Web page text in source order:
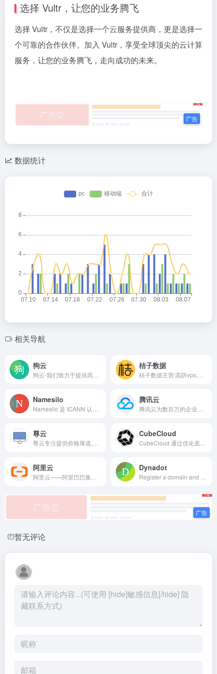
选择 Vultr，让您的业务腾飞
选择 Vultr，不仅是选择一个云服务提供商，更是选择一
个可靠的合作伙伴。加入 Vultr，享受全球顶尖的云计算
服务，让您的业务腾飞，走向成功的未来。
数据统计
相关导航
狗云 桔子数据
Namesilo 腾讯云
尊云 CubeCloud
阿里云 Dynadot
暂无评论